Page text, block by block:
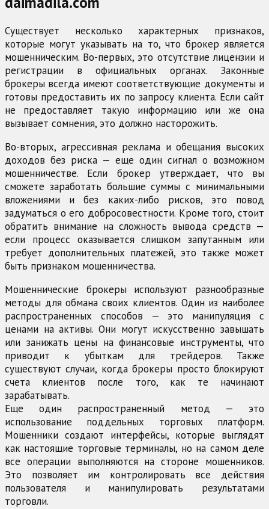
Существует несколько характерных признаков,
которые могут указывать на то, что брокер является
мошенническим. Во-первых, это отсутствие лицензии и
регистрации в официальных органах. Законные
брокеры всегда имеют соответствующие документы и
готовы предоставить их по запросу клиента. Если сайт
не предоставляет такую информацию или же она
вызывает сомнения, это должно насторожить.
Во-вторых, агрессивная реклама и обещания высоких
доходов без риска — еще один сигнал о возможном
мошенничестве. Если брокер утверждает, что вы
сможете заработать большие суммы с минимальными
вложениями и без каких-либо рисков, это повод
задуматься о его добросовестности. Кроме того, стоит
обратить внимание на сложность вывода средств —
если процесс оказывается слишком запутанным или
требует дополнительных платежей, это также может
быть признаком мошенничества.
Мошеннические брокеры используют разнообразные
методы для обмана своих клиентов. Один из наиболее
распространенных способов — это манипуляция с
ценами на активы. Они могут искусственно завышать
или занижать цены на финансовые инструменты, что
приводит к убыткам для трейдеров. Также
существуют случаи, когда брокеры просто блокируют
счета клиентов после того, как те начинают
зарабатывать.
Еще один распространенный метод — это
использование поддельных торговых платформ.
Мошенники создают интерфейсы, которые выглядят
как настоящие торговые терминалы, но на самом деле
все операции выполняются на стороне мошенников.
Это позволяет им контролировать все действия
пользователя и манипулировать результатами
торговли.